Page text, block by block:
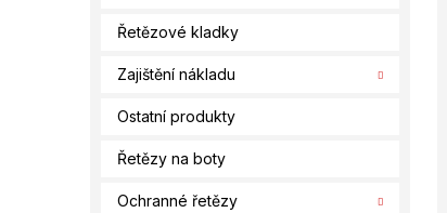
Řetězové kladky
Zajištění nákladu
Ostatní produkty
Řetězy na boty
Ochranné řetězy